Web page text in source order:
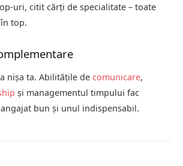
uri, citit cărți de specialitate – toate
top.
nișa ta. Abilitățile de comunicare,
și managementul timpului fac
bun și unul indispensabil.